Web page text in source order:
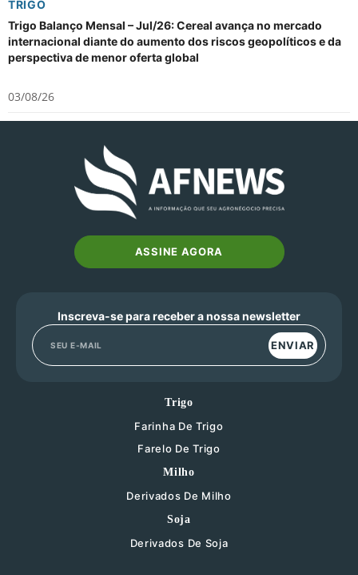
TRIGO
Trigo Balanço Mensal – Jul/26: Cereal avança no mercado
internacional diante do aumento dos riscos geopolíticos e da
perspectiva de menor oferta global
03/08/26
ASSINE AGORA
Inscreva-se para receber a nossa newsletter
ENVIAR
Trigo
Farinha De Trigo
Farelo De Trigo
Milho
Derivados De Milho
Soja
Derivados De Soja